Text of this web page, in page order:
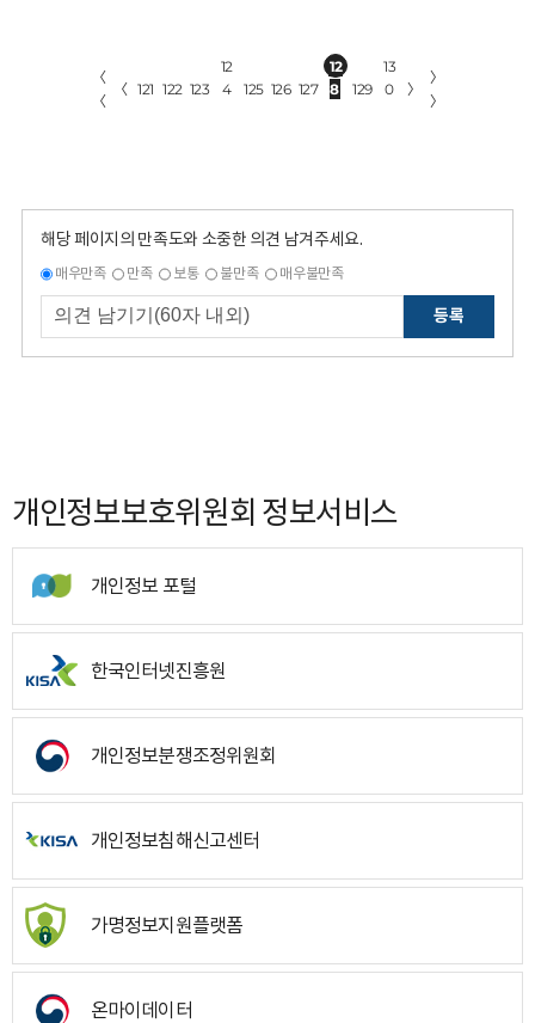
〈
〈
〈 121 122 123
12
4
125 126 127
12
8
129
13
0
〉
〉
〉
해당 페이지의 만족도와 소중한 의견 남겨주세요.
매우만족 만족 보통 불만족 매우불만족
등록
개인정보보호위원회 정보서비스
개인정보 포털
한국인터넷진흥원
개인정보분쟁조정위원회
개인정보침해신고센터
가명정보지원플랫폼
온마이데이터